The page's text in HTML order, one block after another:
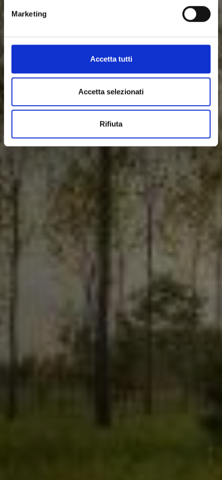
Marketing
Accetta tutti
Accetta selezionati
Rifiuta